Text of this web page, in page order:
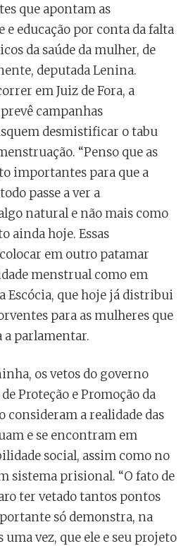
que apontam as
e educação por conta da falta
da saúde da mulher, de
deputada Lenina.
em Juiz de Fora, a
campanhas
desmistificar o tabu
“Penso que as
importantes para que a
passe a ver a
natural e não mais como
ainda hoje. Essas
em outro patamar
menstrual como em
Escócia, que hoje já distribui
para as mulheres que
a parlamentar.
os vetos do governo
Proteção e Promoção da
consideram a realidade das
e se encontram em
social, assim como no
sistema prisional. “O fato de
ter vetado tantos pontos
só demonstra, na
vez, que ele e seu projeto